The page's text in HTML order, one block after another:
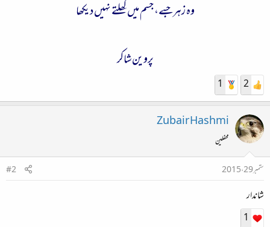
وہ زہر جسے، جسم میں کِھلتے نہیں دیکھا
پروین شاکر
2
1
Zubair Hashmi
محفلین
ستمبر 29، 2015
#2
شاندار
1